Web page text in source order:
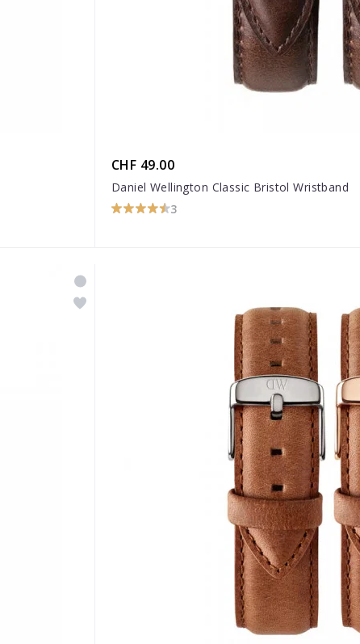
CHF 49.00
Daniel Wellington Classic Bristol Wristband
3